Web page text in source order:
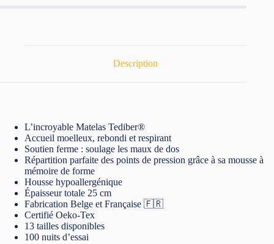
Description
L’incroyable Matelas Tediber®
Accueil moelleux, rebondi et respirant
Soutien ferme : soulage les maux de dos
Répartition parfaite des points de pression grâce à sa mousse à
mémoire de forme
Housse hypoallergénique
Épaisseur totale 25 cm
Fabrication Belge et Française 🇫🇷
Certifié Oeko-Tex
13 tailles disponibles
100 nuits d’essai